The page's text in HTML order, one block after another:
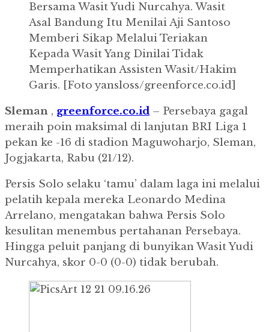
Bersama Wasit Yudi Nurcahya. Wasit
Asal Bandung Itu Menilai Aji Santoso
Memberi Sikap Melalui Teriakan
Kepada Wasit Yang Dinilai Tidak
Memperhatikan Assisten Wasit/Hakim
Garis. [Foto yansloss/greenforce.co.id]
Sleman , greenforce.co.id – Persebaya gagal
meraih poin maksimal di lanjutan BRI Liga 1
pekan ke -16 di stadion Maguwoharjo, Sleman,
Jogjakarta, Rabu (21/12).
Persis Solo selaku ‘tamu’ dalam laga ini melalui
pelatih kepala mereka Leonardo Medina
Arrelano, mengatakan bahwa Persis Solo
kesulitan menembus pertahanan Persebaya.
Hingga peluit panjang di bunyikan Wasit Yudi
Nurcahya, skor 0-0 (0-0) tidak berubah.